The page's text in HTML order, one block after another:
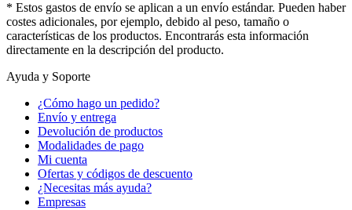
* Estos gastos de envío se aplican a un envío estándar. Pueden haber
costes adicionales, por ejemplo, debido al peso, tamaño o
características de los productos. Encontrarás esta información
directamente en la descripción del producto.
Ayuda y Soporte
¿Cómo hago un pedido?
Envío y entrega
Devolución de productos
Modalidades de pago
Mi cuenta
Ofertas y códigos de descuento
¿Necesitas más ayuda?
Empresas